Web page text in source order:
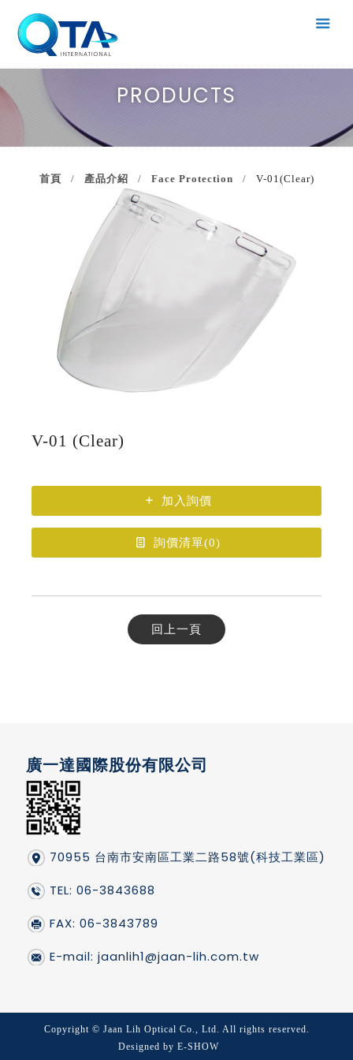
PRODUCTS
首頁 產品介紹 Face Protection V-01(Clear)
V-01 (Clear)
加入詢價
詢價清單(0)
回上一頁
廣一達國際股份有限公司
70955 台南市安南區工業二路58號(科技工業區)
TEL: 06-3843688
FAX: 06-3843789
E-mail:jaanlih1@jaan-lih.com.tw
Copyright © Jaan Lih Optical Co., Ltd. All rights reserved.
Designed by E-SHOW